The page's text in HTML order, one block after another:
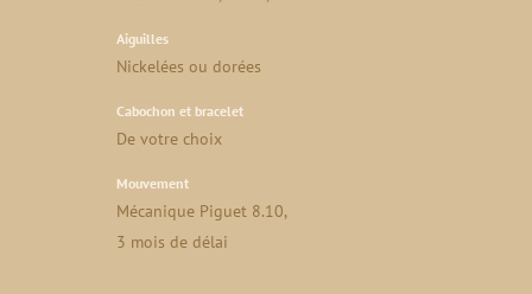
Aiguilles
Nickelées ou dorées
Cabochon et bracelet
De votre choix
Mouvement
Mécanique Piguet 8.10,
3 mois de délai